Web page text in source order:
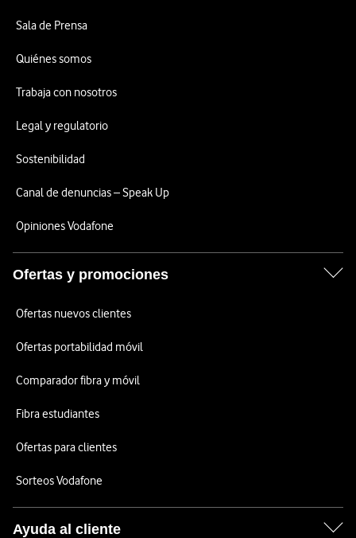
Sala de Prensa
Quiénes somos
Trabaja con nosotros
Legal y regulatorio
Sostenibilidad
Canal de denuncias – Speak Up
Opiniones Vodafone
Ofertas y promociones
Ofertas nuevos clientes
Ofertas portabilidad móvil
Comparador fibra y móvil
Fibra estudiantes
Ofertas para clientes
Sorteos Vodafone
Ayuda al cliente